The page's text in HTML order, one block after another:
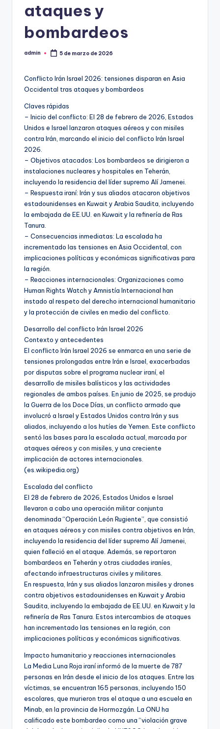
ataques y
bombardeos
Publicado
admin 5 de marzo de 2026
Conflicto Irán Israel 2026: tensiones disparan en Asia
Occidental tras ataques y bombardeos
Claves rápidas
– Inicio del conflicto: El 28 de febrero de 2026, Estados
Unidos e Israel lanzaron ataques aéreos y con misiles
contra Irán, marcando el inicio del conflicto Irán Israel
2026.
– Objetivos atacados: Los bombardeos se dirigieron a
instalaciones nucleares y hospitales en Teherán,
incluyendo la residencia del líder supremo Alí Jamenei.
– Respuesta iraní: Irán y sus aliados atacaron objetivos
estadounidenses en Kuwait y Arabia Saudita, incluyendo
la embajada de EE.UU. en Kuwait y la refinería de Ras
Tanura.
– Consecuencias inmediatas: La escalada ha
incrementado las tensiones en Asia Occidental, con
implicaciones políticas y económicas significativas para
la región.
– Reacciones internacionales: Organizaciones como
Human Rights Watch y Amnistía Internacional han
instado al respeto del derecho internacional humanitario
y la protección de civiles en medio del conflicto.
Desarrollo del conflicto Irán Israel 2026
Contexto y antecedentes
El conflicto Irán Israel 2026 se enmarca en una serie de
tensiones prolongadas entre Irán e Israel, exacerbadas
por disputas sobre el programa nuclear iraní, el
desarrollo de misiles balísticos y las actividades
regionales de ambos países. En junio de 2025, se produjo
la Guerra de los Doce Días, un conflicto armado que
involucró a Israel y Estados Unidos contra Irán y sus
aliados, incluyendo a los hutíes de Yemen. Este conflicto
sentó las bases para la escalada actual, marcada por
ataques aéreos y con misiles, y una creciente
implicación de actores internacionales.
(es.wikipedia.org)
Escalada del conflicto
El 28 de febrero de 2026, Estados Unidos e Israel
llevaron a cabo una operación militar conjunta
denominada “Operación León Rugiente”, que consistió
en ataques aéreos y con misiles contra objetivos en Irán,
incluyendo la residencia del líder supremo Alí Jamenei,
quien falleció en el ataque. Además, se reportaron
bombardeos en Teherán y otras ciudades iraníes,
afectando infraestructuras civiles y militares.
En respuesta, Irán y sus aliados lanzaron misiles y drones
contra objetivos estadounidenses en Kuwait y Arabia
Saudita, incluyendo la embajada de EE.UU. en Kuwait y la
refinería de Ras Tanura. Estos intercambios de ataques
han incrementado las tensiones en la región, con
implicaciones políticas y económicas significativas.
Impacto humanitario y reacciones internacionales
La Media Luna Roja iraní informó de la muerte de 787
personas en Irán desde el inicio de los ataques. Entre las
víctimas, se encuentran 165 personas, incluyendo 150
escolares, que murieron tras el ataque a una escuela en
Minab, en la provincia de Hormozgán. La ONU ha
calificado este bombardeo como una “violación grave